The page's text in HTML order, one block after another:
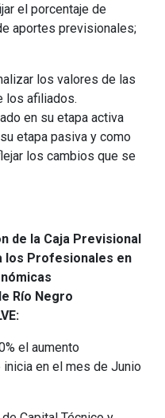
el porcentaje de
aportes previsionales;
los valores de las
los afiliados.
en su etapa activa
etapa pasiva y como
los cambios que se
de la Caja Previsional
los Profesionales en
Río Negro
el aumento
en el mes de Junio